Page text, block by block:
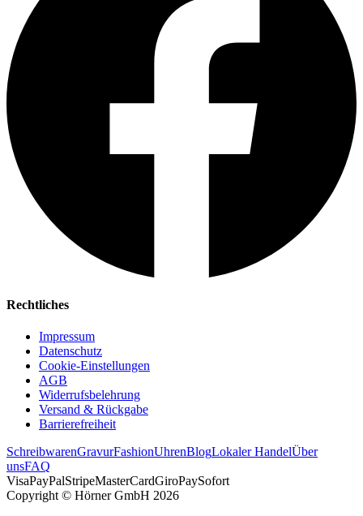
Rechtliches
Impressum
Datenschutz
Cookie-Einstellungen
AGB
Widerrufsbelehrung
Versand & Rückgabe
Barrierefreiheit
SchreibwarenGravurFashionUhrenBlogLokaler HandelÜber
unsFAQ
VisaPayPalStripeMasterCardGiroPaySofort
Copyright © Hörner GmbH 2026